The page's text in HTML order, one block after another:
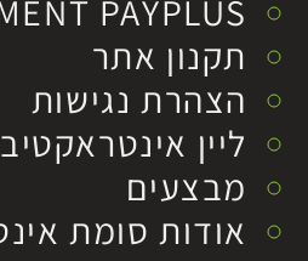
PAYPLUS
תקנון אתר
הצהרת נגישות
ליין אינטראקטיב VX
מבצעים
אודות סומת